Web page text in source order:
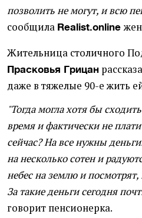
позволить не могут, и всю
сообщила Realist.online
Жительница столичного
Прасковья Грицан
даже в тяжелые 90-е жить
"Тогда могла хотя бы
время и фактически не
сейчас? На все нужны
на несколько сотен и
небес на землю и
За такие деньги сегодня
говорит пенсионерка.